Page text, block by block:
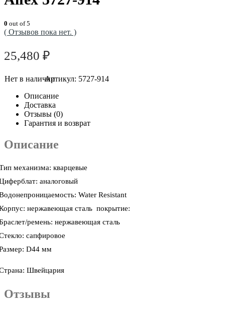
0 out of 5
( Отзывов пока нет. )
25,480 ₽
Артикул: 5727-914
Описание
Доставка
Отзывы (0)
Гарантия и возврат
Описание
механизма: кварцевые
аналоговый
Water Resistant
нержавеющая сталь покрытие:
ремень: нержавеющая сталь
сапфировое
D44 мм
Швейцария
Отзывы